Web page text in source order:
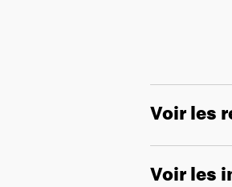
Voir les
Voir les